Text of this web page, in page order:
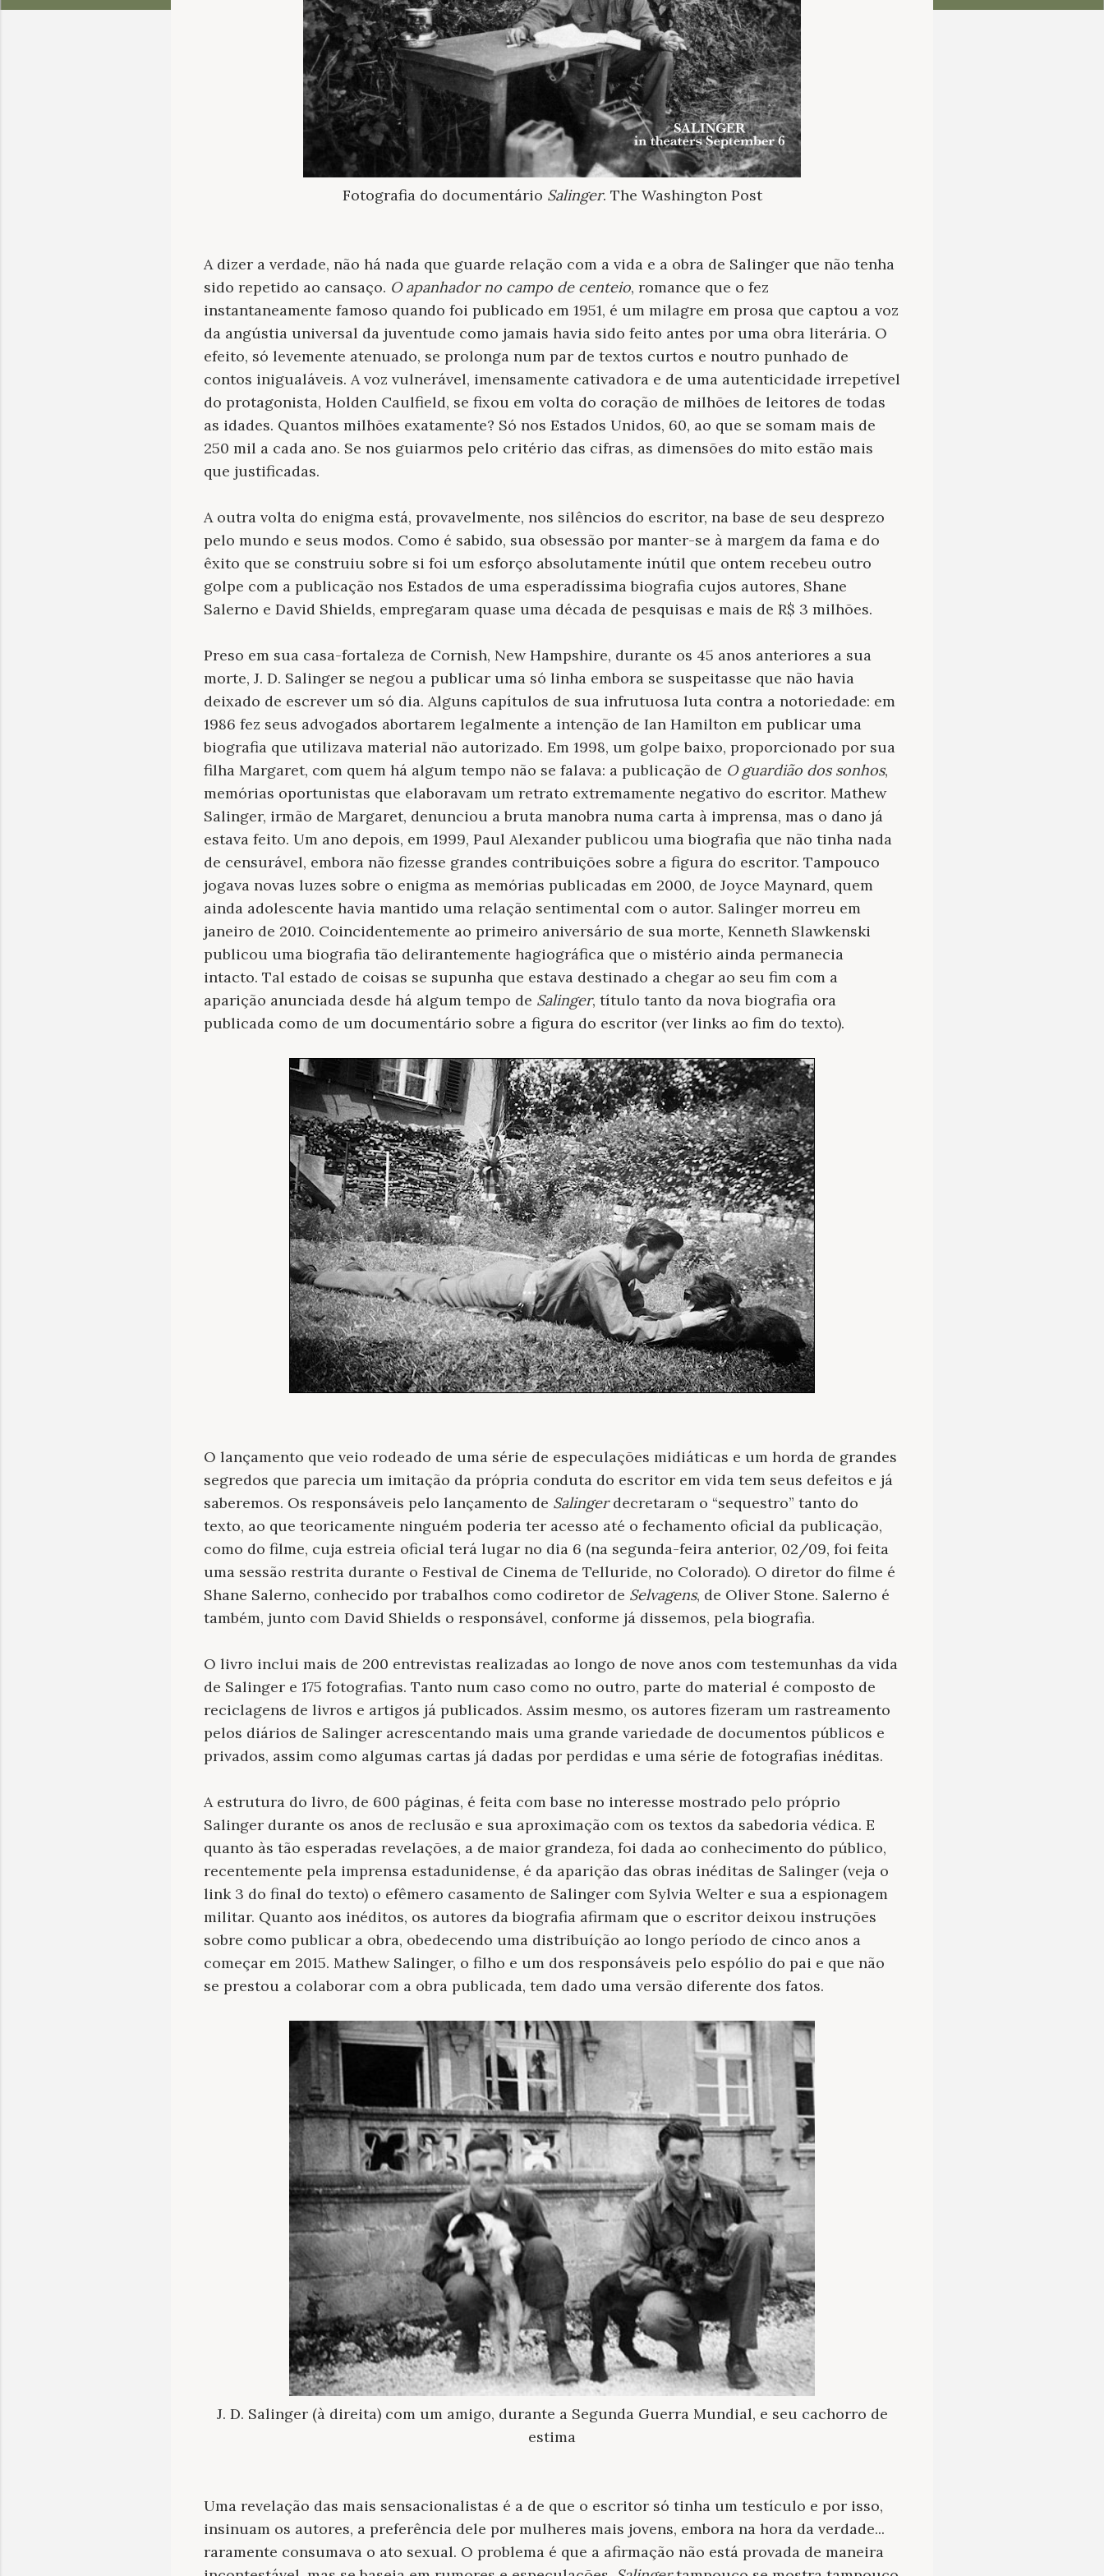
Fotografia do documentário Salinger. The Washington Post
A dizer a verdade, não há nada que guarde relação com a vida e a obra de Salinger que não tenha
sido repetido ao cansaço. O apanhador no campo de centeio, romance que o fez
instantaneamente famoso quando foi publicado em 1951, é um milagre em prosa que captou a voz
da angústia universal da juventude como jamais havia sido feito antes por uma obra literária. O
efeito, só levemente atenuado, se prolonga num par de textos curtos e noutro punhado de
contos inigualáveis. A voz vulnerável, imensamente cativadora e de uma autenticidade irrepetível
do protagonista, Holden Caulfield, se fixou em volta do coração de milhões de leitores de todas
as idades. Quantos milhões exatamente? Só nos Estados Unidos, 60, ao que se somam mais de
250 mil a cada ano. Se nos guiarmos pelo critério das cifras, as dimensões do mito estão mais
que justificadas.
A outra volta do enigma está, provavelmente, nos silêncios do escritor, na base de seu desprezo
pelo mundo e seus modos. Como é sabido, sua obsessão por manter-se à margem da fama e do
êxito que se construiu sobre si foi um esforço absolutamente inútil que ontem recebeu outro
golpe com a publicação nos Estados de uma esperadíssima biografia cujos autores, Shane
Salerno e David Shields, empregaram quase uma década de pesquisas e mais de R$ 3 milhões.
Preso em sua casa-fortaleza de Cornish, New Hampshire, durante os 45 anos anteriores a sua
morte, J. D. Salinger se negou a publicar uma só linha embora se suspeitasse que não havia
deixado de escrever um só dia. Alguns capítulos de sua infrutuosa luta contra a notoriedade: em
1986 fez seus advogados abortarem legalmente a intenção de Ian Hamilton em publicar uma
biografia que utilizava material não autorizado. Em 1998, um golpe baixo, proporcionado por sua
filha Margaret, com quem há algum tempo não se falava: a publicação de O guardião dos sonhos,
memórias oportunistas que elaboravam um retrato extremamente negativo do escritor. Mathew
Salinger, irmão de Margaret, denunciou a bruta manobra numa carta à imprensa, mas o dano já
estava feito. Um ano depois, em 1999, Paul Alexander publicou uma biografia que não tinha nada
de censurável, embora não fizesse grandes contribuições sobre a figura do escritor. Tampouco
jogava novas luzes sobre o enigma as memórias publicadas em 2000, de Joyce Maynard, quem
ainda adolescente havia mantido uma relação sentimental com o autor. Salinger morreu em
janeiro de 2010. Coincidentemente ao primeiro aniversário de sua morte, Kenneth Slawkenski
publicou uma biografia tão delirantemente hagiográfica que o mistério ainda permanecia
intacto. Tal estado de coisas se supunha que estava destinado a chegar ao seu fim com a
aparição anunciada desde há algum tempo de Salinger, título tanto da nova biografia ora
publicada como de um documentário sobre a figura do escritor (ver links ao fim do texto).
O lançamento que veio rodeado de uma série de especulações midiáticas e um horda de grandes
segredos que parecia um imitação da própria conduta do escritor em vida tem seus defeitos e já
saberemos. Os responsáveis pelo lançamento de Salingerdecretaram o “sequestro” tanto do
texto, ao que teoricamente ninguém poderia ter acesso até o fechamento oficial da publicação,
como do filme, cuja estreia oficial terá lugar no dia 6 (na segunda-feira anterior, 02/09, foi feita
uma sessão restrita durante o Festival de Cinema de Telluride, no Colorado). O diretor do filme é
Shane Salerno, conhecido por trabalhos como codiretor de Selvagens, de Oliver Stone. Salerno é
também, junto com David Shields o responsável, conforme já dissemos, pela biografia.
O livro inclui mais de 200 entrevistas realizadas ao longo de nove anos com testemunhas da vida
de Salinger e 175 fotografias. Tanto num caso como no outro, parte do material é composto de
reciclagens de livros e artigos já publicados. Assim mesmo, os autores fizeram um rastreamento
pelos diários de Salinger acrescentando mais uma grande variedade de documentos públicos e
privados, assim como algumas cartas já dadas por perdidas e uma série de fotografias inéditas.
A estrutura do livro, de 600 páginas, é feita com base no interesse mostrado pelo próprio
Salinger durante os anos de reclusão e sua aproximação com os textos da sabedoria védica. E
quanto às tão esperadas revelações, a de maior grandeza, foi dada ao conhecimento do público,
recentemente pela imprensa estadunidense, é da aparição das obras inéditas de Salinger (veja o
link 3 do final do texto) o efêmero casamento de Salinger com Sylvia Welter e sua a espionagem
militar. Quanto aos inéditos, os autores da biografia afirmam que o escritor deixou instruções
sobre como publicar a obra, obedecendo uma distribuíção ao longo período de cinco anos a
começar em 2015. Mathew Salinger, o filho e um dos responsáveis pelo espólio do pai e que não
se prestou a colaborar com a obra publicada, tem dado uma versão diferente dos fatos.
J. D. Salinger (à direita) com um amigo, durante a Segunda Guerra Mundial, e seu cachorro de
estima
Uma revelação das mais sensacionalistas é a de que o escritor só tinha um testículo e por isso,
insinuam os autores, a preferência dele por mulheres mais jovens, embora na hora da verdade...
raramente consumava o ato sexual. O problema é que a afirmação não está provada de maneira